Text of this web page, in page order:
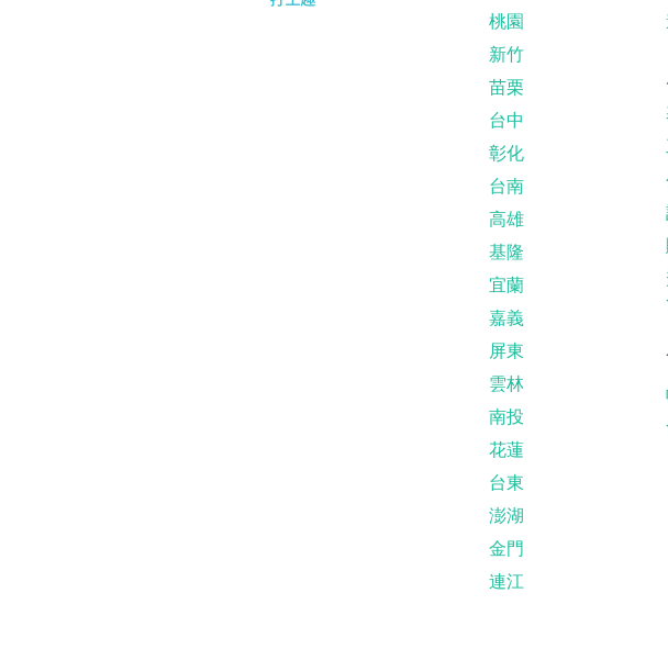
桃園
新竹
苗栗
台中
彰化
台南
高雄
基隆
宜蘭
嘉義
屏東
雲林
南投
花蓮
台東
澎湖
金門
連江